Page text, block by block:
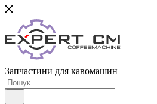
Запчастини для кавомашин